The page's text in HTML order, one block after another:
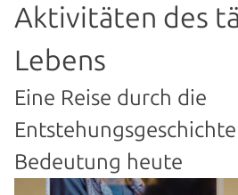
Aktivitäten des
Lebens
Eine Reise durch die
Bedeutung heute